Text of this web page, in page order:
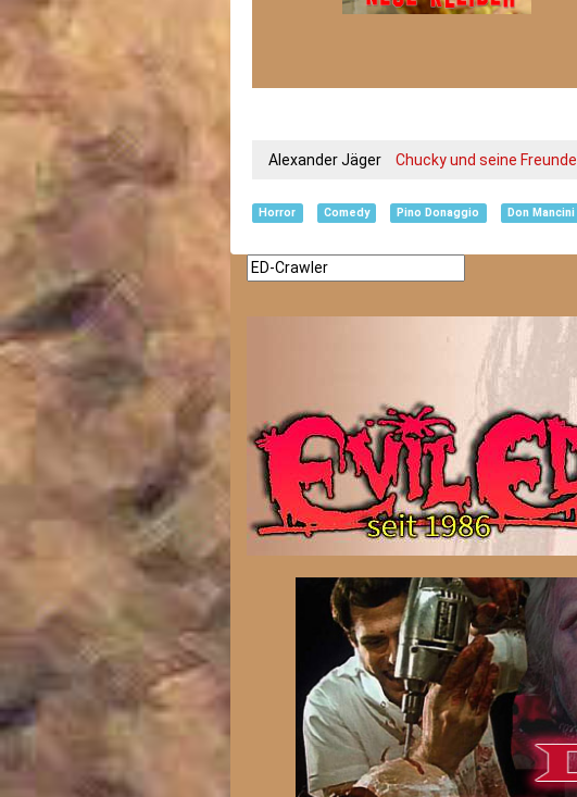
Alexander Jäger Chucky und seine Freunde
Horror Comedy Pino Donaggio Don Mancini